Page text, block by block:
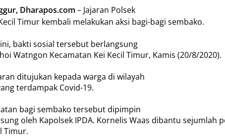
Dharapos.com – Jajaran Polsek
Timur kembali melakukan aksi bagi-bagi sembako.
bakti sosial tersebut berlangsung
Watngon Kecamatan Kei Kecil Timur, Kamis (20/8/2020).
ditujukan kepada warga di wilayah
terdampak Covid-19.
bagi sembako tersebut dipimpin
oleh Kapolsek IPDA. Kornelis Waas dibantu sejumlah
Timur.